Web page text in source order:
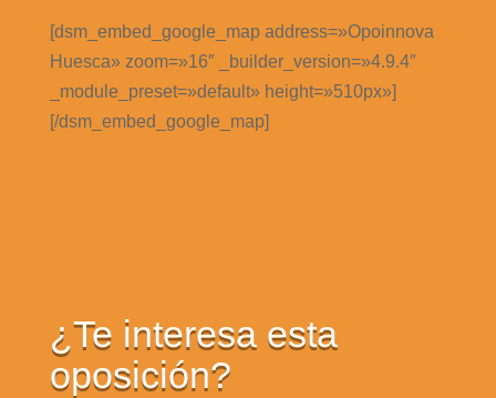
[dsm_embed_google_map address=»Opoinnova
Huesca» zoom=»16″ _builder_version=»4.9.4″
_module_preset=»default» height=»510px»]
[/dsm_embed_google_map]
¿Te interesa esta
oposición?